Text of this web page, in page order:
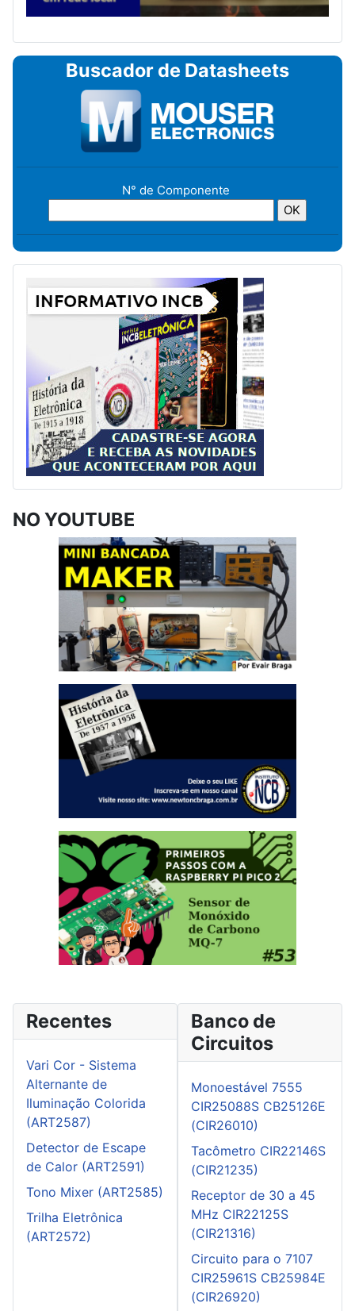
Buscador de Datasheets
N° de Componente
NO YOUTUBE
Recentes
Vari Cor - Sistema
Alternante de
Iluminação Colorida
(ART2587)
Detector de Escape
de Calor (ART2591)
Tono Mixer (ART2585)
Trilha Eletrônica
(ART2572)
Banco de
Circuitos
Monoestável 7555
CIR25088S CB25126E
(CIR26010)
Tacômetro CIR22146S
(CIR21235)
Receptor de 30 a 45
MHz CIR22125S
(CIR21316)
Circuito para o 7107
CIR25961S CB25984E
(CIR26920)